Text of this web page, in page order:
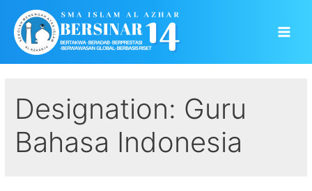
content
Designation: Guru
Bahasa Indonesia